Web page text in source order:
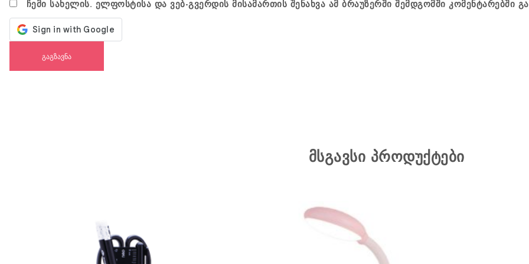
ჩემი სახელის. ელფოსტისა და ვებ-გვერდის მისამართის შენახვა ამ ბრაუზერში შემდგომში კომენტარებში
მსგავსი პროდუქტები